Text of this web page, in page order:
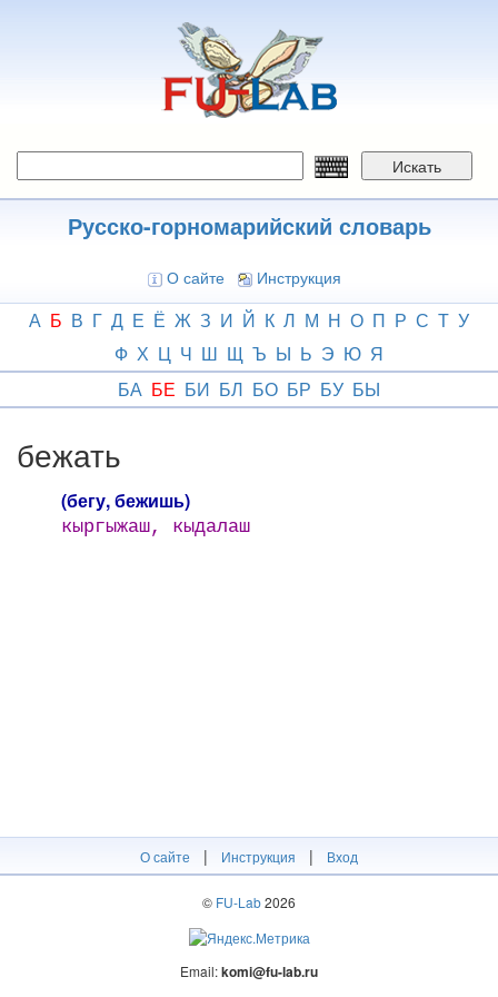
Искать
Русско-горномарийский словарь
О сайте Инструкция
А Б В Г Д Е Ё Ж З И Й К Л М Н О П Р С Т У
Ф Х Ц Ч Ш Щ Ъ Ы Ь Э Ю Я
БА БЕ БИ БЛ БО БР БУ БЫ
бежать
(бегу, бежишь)
кыргыжаш, кыдалаш
О сайте | Инструкция | Вход
© FU-Lab2026
Email:komi@fu-lab.ru